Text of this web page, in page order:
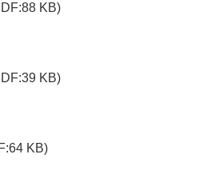
KB)
KB)
KB)